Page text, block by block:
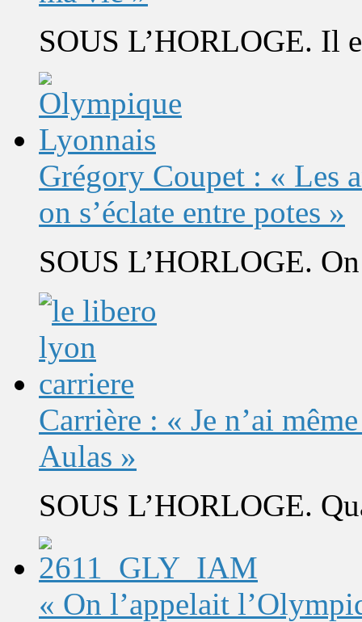
SOUS L’HORLOGE. Il
Grégory Coupet : « Les
on s’éclate entre potes »
SOUS L’HORLOGE.
Carrière : « Je n’ai
Aulas »
SOUS L’HORLOGE.
« On l’appelait